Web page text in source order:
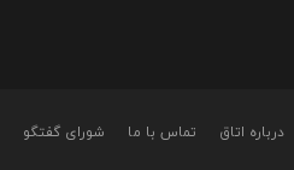
درباره اتاق تماس با ما شورای گفتگو